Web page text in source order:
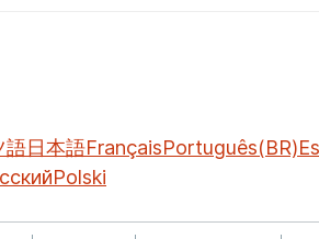
語日本語FrançaisPortuguês(BR)
Polski